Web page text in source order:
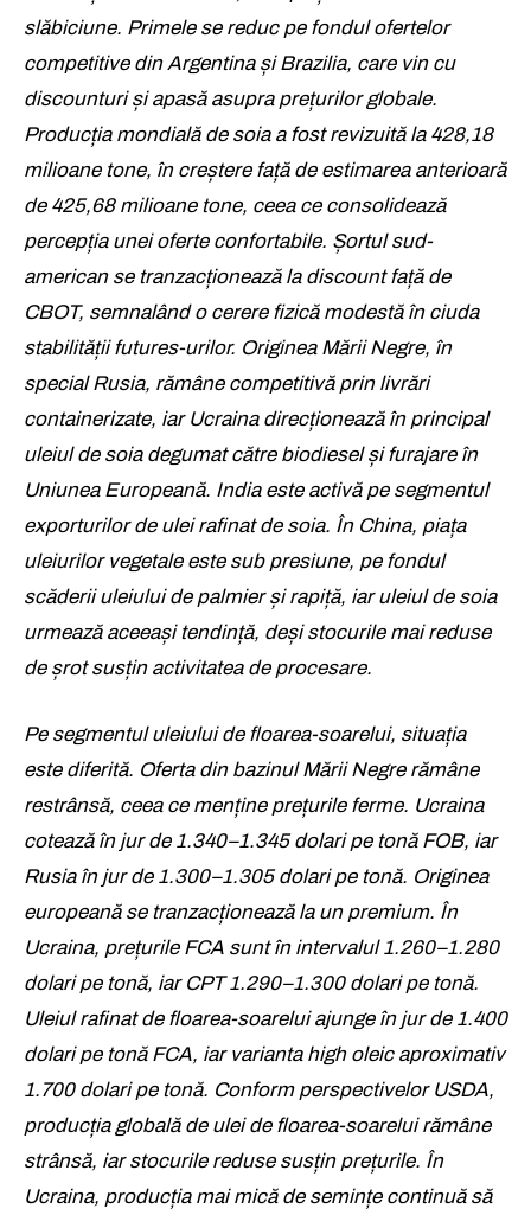
slăbiciune. Primele se reduc pe fondul ofertelor
competitive din Argentina și Brazilia, care vin cu
discounturi și apasă asupra prețurilor globale.
Producția mondială de soia a fost revizuită la 428,18
milioane tone, în creștere față de estimarea anterioară
de 425,68 milioane tone, ceea ce consolidează
percepția unei oferte confortabile. Șortul sud-
american se tranzacționează la discount față de
CBOT, semnalând o cerere fizică modestă în ciuda
stabilității futures-urilor. Originea Mării Negre, în
special Rusia, rămâne competitivă prin livrări
containerizate, iar Ucraina direcționează în principal
uleiul de soia degumat către biodiesel și furajare în
Uniunea Europeană. India este activă pe segmentul
exporturilor de ulei rafinat de soia. În China, piața
uleiurilor vegetale este sub presiune, pe fondul
scăderii uleiului de palmier și rapiță, iar uleiul de soia
urmează aceeași tendință, deși stocurile mai reduse
de șrot susțin activitatea de procesare.
Pe segmentul uleiului de floarea-soarelui, situația
este diferită. Oferta din bazinul Mării Negre rămâne
restrânsă, ceea ce menține prețurile ferme. Ucraina
cotează în jur de 1.340–1.345 dolari pe tonă FOB, iar
Rusia în jur de 1.300–1.305 dolari pe tonă. Originea
europeană se tranzacționează la un premium. În
Ucraina, prețurile FCA sunt în intervalul 1.260–1.280
dolari pe tonă, iar CPT 1.290–1.300 dolari pe tonă.
Uleiul rafinat de floarea-soarelui ajunge în jur de 1.400
dolari pe tonă FCA, iar varianta high oleic aproximativ
1.700 dolari pe tonă. Conform perspectivelor USDA,
producția globală de ulei de floarea-soarelui rămâne
strânsă, iar stocurile reduse susțin prețurile. În
Ucraina, producția mai mică de semințe continuă să